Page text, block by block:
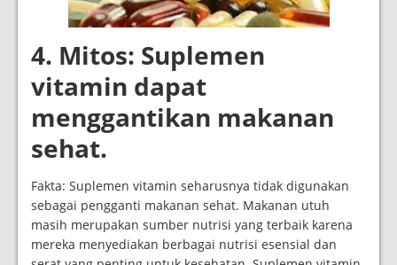
4. Mitos: Suplemen
vitamin dapat
menggantikan makanan
sehat.
Fakta: Suplemen vitamin seharusnya tidak digunakan
sebagai pengganti makanan sehat. Makanan utuh
masih merupakan sumber nutrisi yang terbaik karena
mereka menyediakan berbagai nutrisi esensial dan